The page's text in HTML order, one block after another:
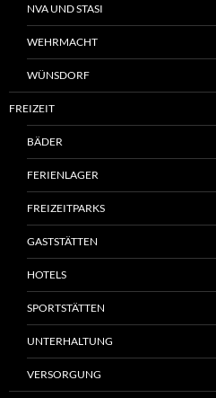
NVA UND STASI
WEHRMACHT
WÜNSDORF
FREIZEIT
BÄDER
FERIENLAGER
FREIZEITPARKS
GASTSTÄTTEN
HOTELS
SPORTSTÄTTEN
UNTERHALTUNG
VERSORGUNG